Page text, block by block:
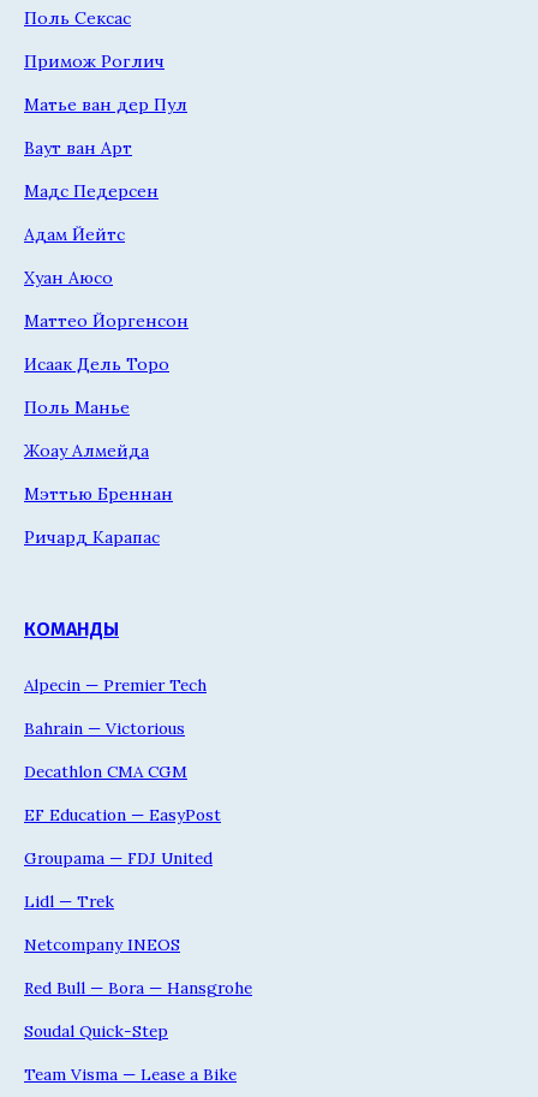
Поль Сексас
Примож Роглич
Матье ван дер Пул
Ваут ван Арт
Мадс Педерсен
Адам Йейтс
Хуан Аюсо
Маттео Йоргенсон
Исаак Дель Торо
Поль Манье
Жоау Алмейда
Мэттью Бреннан
Ричард Карапас
КОМАНДЫ
Alpecin — Premier Tech
Bahrain — Victorious
Decathlon CMA CGM
EF Education — EasyPost
Groupama — FDJ United
Lidl — Trek
Netcompany INEOS
Red Bull — Bora — Hansgrohe
Soudal Quick-Step
Team Visma — Lease a Bike